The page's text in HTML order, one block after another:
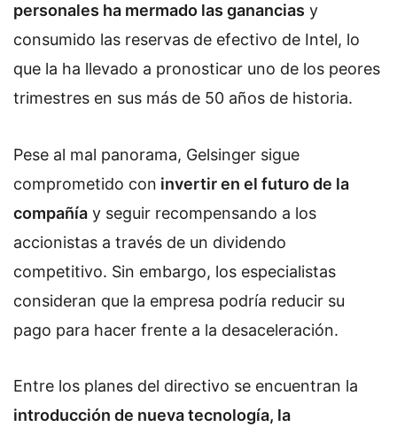
personales ha mermado las ganancias y
consumido las reservas de efectivo de Intel, lo
que la ha llevado a pronosticar uno de los peores
trimestres en sus más de 50 años de historia.
Pese al mal panorama, Gelsinger sigue
comprometido con invertir en el futuro de la
compañía y seguir recompensando a los
accionistas a través de un dividendo
competitivo. Sin embargo, los especialistas
consideran que la empresa podría reducir su
pago para hacer frente a la desaceleración.
Entre los planes del directivo se encuentran la
introducción de nueva tecnología, la